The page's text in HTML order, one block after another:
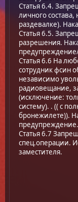
Статья 6.4.
личного состава,
раздевалке).
Статья 6.5.
разрешения.
Статья 6.6 На
сотрудник фсин
независимо
радиовещание,
(исключение:
систему). . (( с
бронежилете)).
предупреждение.
Статья 6.7
спец.операции.
заместителя.